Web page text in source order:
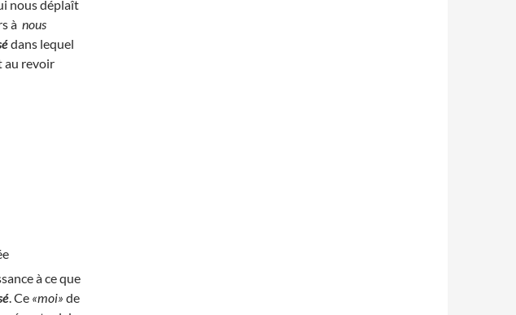
nous déplaît
à nous
dans lequel
au revoir
à ce que
. Ce «moi» de